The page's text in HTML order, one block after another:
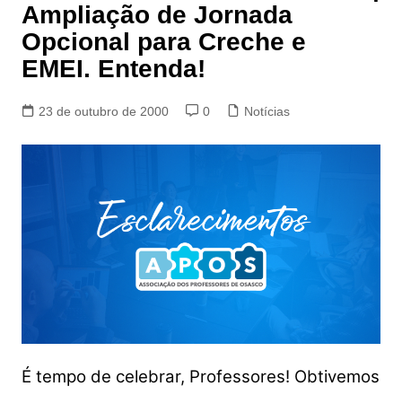
Ampliação de Jornada
Opcional para Creche e
EMEI. Entenda!
23 de outubro de 2000 0 Notícias
É tempo de celebrar, Professores! Obtivemos